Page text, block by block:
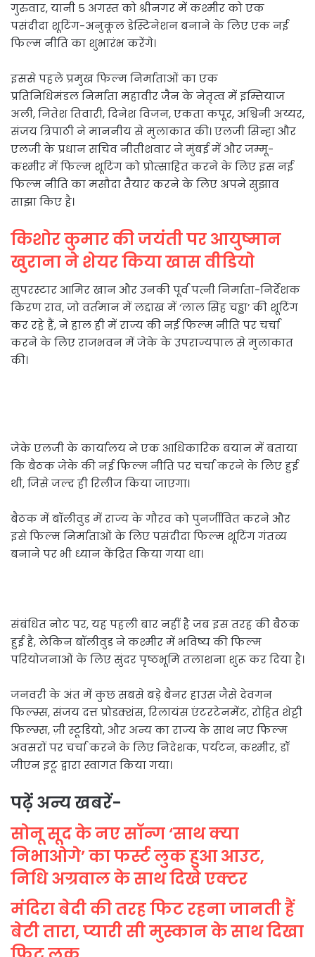
गुरुवार, यानी 5 अगस्त को श्रीनगर में कश्मीर को एक
पसंदीदा शूटिंग-अनुकूल डेस्टिनेशन बनाने के लिए एक नई
फिल्म नीति का शुभारंभ करेंगे।
इससे पहले प्रमुख फिल्म निर्माताओं का एक
प्रतिनिधिमंडल निर्माता महावीर जैन के नेतृत्व में इम्तियाज
अली, नितेश तिवारी, दिनेश विजन, एकता कपूर, अश्विनी अय्यर,
संजय त्रिपाठी ने माननीय से मुलाकात की। एलजी सिन्हा और
एलजी के प्रधान सचिव नीतीशवार ने मुंबई में और जम्मू-
कश्मीर में फिल्म शूटिंग को प्रोत्साहित करने के लिए इस नई
फिल्म नीति का मसौदा तैयार करने के लिए अपने सुझाव
साझा किए है।
किशोर कुमार की जयंती पर आयुष्मान
खुराना ने शेयर किया खास वीडियो
सुपरस्टार आमिर खान और उनकी पूर्व पत्नी निर्माता-निर्देशक
किरण राव, जो वर्तमान में लद्दाख में ‘लाल सिंह चड्ढा’ की शूटिंग
कर रहे हैं, ने हाल ही में राज्य की नई फिल्म नीति पर चर्चा
करने के लिए राजभवन में जेके के उपराज्यपाल से मुलाकात
की।
जेके एलजी के कार्यालय ने एक आधिकारिक बयान में बताया
कि बैठक जेके की नई फिल्म नीति पर चर्चा करने के लिए हुई
थी, जिसे जल्द ही रिलीज किया जाएगा।
बैठक में बॉलीवुड में राज्य के गौरव को पुनर्जीवित करने और
इसे फिल्म निर्माताओं के लिए पसंदीदा फिल्म शूटिंग गंतव्य
बनाने पर भी ध्यान केंद्रित किया गया था।
संबंधित नोट पर, यह पहली बार नहीं है जब इस तरह की बैठक
हुई है, लेकिन बॉलीवुड ने कश्मीर में भविष्य की फिल्म
परियोजनाओं के लिए सुंदर पृष्ठभूमि तलाशना शुरू कर दिया है।
जनवरी के अंत में कुछ सबसे बड़े बैनर हाउस जैसे देवगन
फिल्म्स, संजय दत्त प्रोडक्शंस, रिलायंस एंटरटेनमेंट, रोहित शेट्टी
फिल्म्स, ज़ी स्टूडियो, और अन्य का राज्य के साथ नए फिल्म
अवसरों पर चर्चा करने के लिए निदेशक, पर्यटन, कश्मीर, डॉ
जीएन इटू द्वारा स्वागत किया गया।
पढ़ें अन्य खबरें-
सोनू सूद के नए सॉन्ग ‘साथ क्या
निभाओगे’ का फर्स्ट लुक हुआ आउट,
निधि अग्रवाल के साथ दिखे एक्टर
मंदिरा बेदी की तरह फिट रहना जानती हैं
बेटी तारा, प्यारी सी मुस्कान के साथ दिखा